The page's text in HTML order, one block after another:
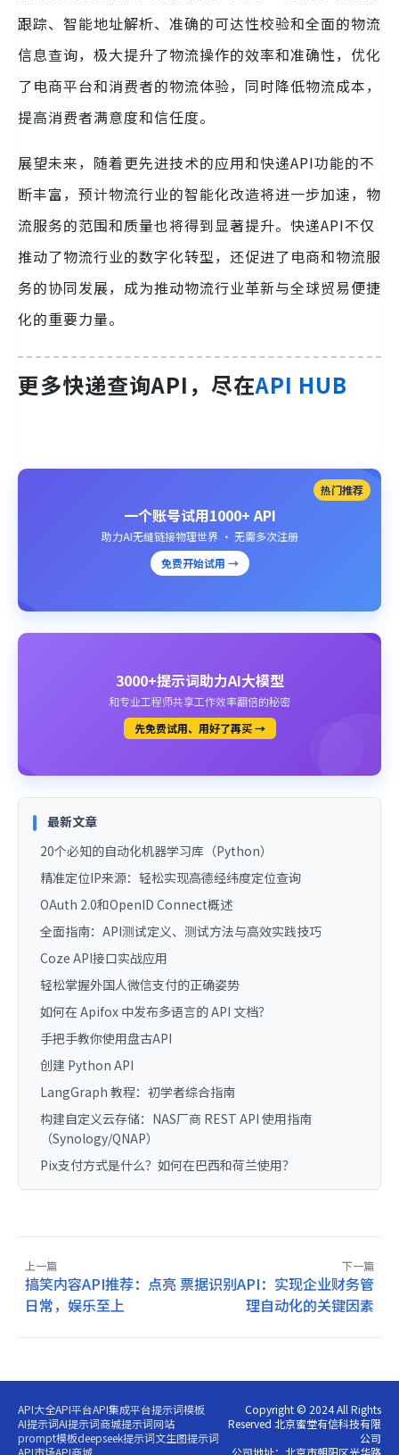
跟踪、智能地址解析、准确的可达性校验和全面的物流
信息查询，极大提升了物流操作的效率和准确性，优化
了电商平台和消费者的物流体验，同时降低物流成本，
提高消费者满意度和信任度。
展望未来，随着更先进技术的应用和快递API功能的不
断丰富，预计物流行业的智能化改造将进一步加速，物
流服务的范围和质量也将得到显著提升。快递API不仅
推动了物流行业的数字化转型，还促进了电商和物流服
务的协同发展，成为推动物流行业革新与全球贸易便捷
化的重要力量。
更多快递查询API，尽在API HUB
热门推荐
一个账号试用1000+ API
助力AI无缝链接物理世界 · 无需多次注册
免费开始试用 →
3000+提示词助力AI大模型
和专业工程师共享工作效率翻倍的秘密
先免费试用、用好了再买 →
最新文章
20个必知的自动化机器学习库（Python）
精准定位IP来源：轻松实现高德经纬度定位查询
OAuth 2.0和OpenID Connect概述
全面指南：API测试定义、测试方法与高效实践技巧
Coze API接口实战应用
轻松掌握外国人微信支付的正确姿势
如何在 Apifox 中发布多语言的 API 文档？
手把手教你使用盘古API
创建 Python API
LangGraph 教程：初学者综合指南
构建自定义云存储：NAS厂商 REST API 使用指南
（Synology/QNAP）
Pix支付方式是什么？如何在巴西和荷兰使用？
上一篇
搞笑内容API推荐：点亮
日常，娱乐至上
下一篇
票据识别API：实现企业财务管
理自动化的关键因素
API大全API平台API集成平台提示词模板
AI提示词AI提示词商城提示词网站
prompt模板deepseek提示词文生图提示词
API市场API商城
Copyright © 2024 All Rights
Reserved 北京蜜堂有信科技有限
公司
公司地址：北京市朝阳区光华路